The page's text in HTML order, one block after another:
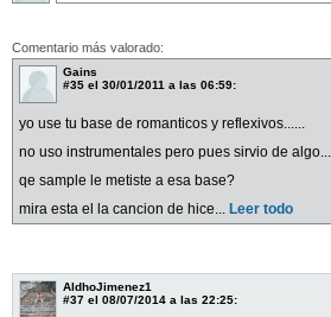
Comentario más valorado:
Gains
#35 el 30/01/2011 a las 06:59:
yo use tu base de romanticos y reflexivos......
no uso instrumentales pero pues sirvio de algo.....
qe sample le metiste a esa base?
mira esta el la cancion de hice... Leer todo
AldhoJimenez1
#37 el 08/07/2014 a las 22:25: